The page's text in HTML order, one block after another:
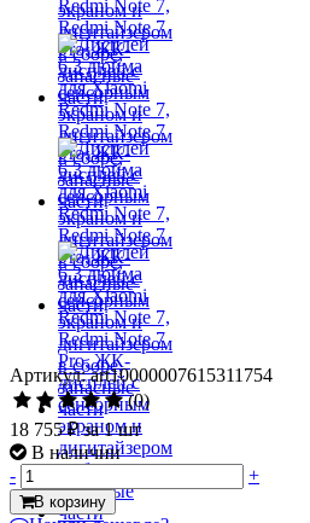
Артикул: art10000007615311754
(0)
18 755 ₽за 1 шт
В наличии
-
+
В корзину